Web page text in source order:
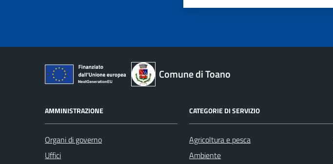
Comune di Toano
AMMINISTRAZIONE
Organi di governo
Uffici
CATEGORIE DI SERVIZIO
Agricoltura e pesca
Ambiente